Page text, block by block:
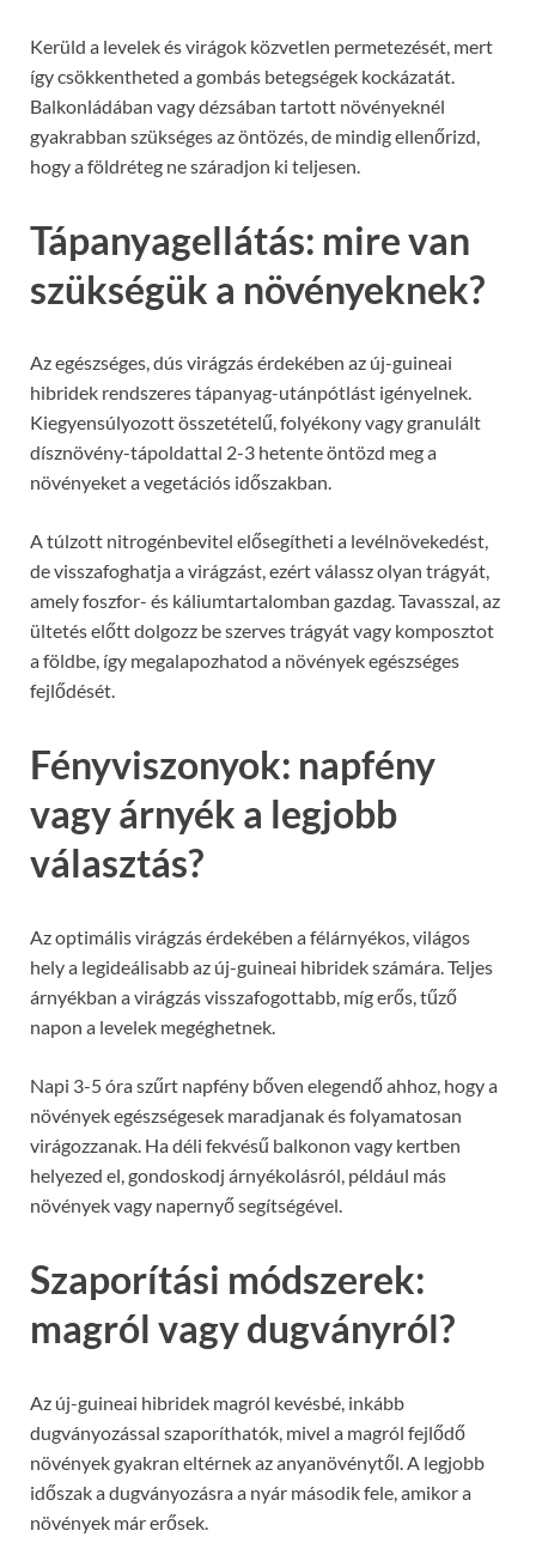
Kerüld a levelek és virágok közvetlen permetezését, mert
így csökkentheted a gombás betegségek kockázatát.
Balkonládában vagy dézsában tartott növényeknél
gyakrabban szükséges az öntözés, de mindig ellenőrizd,
hogy a földréteg ne száradjon ki teljesen.
Tápanyagellátás: mire van
szükségük a növényeknek?
Az egészséges, dús virágzás érdekében az új-guineai
hibridek rendszeres tápanyag-utánpótlást igényelnek.
Kiegyensúlyozott összetételű, folyékony vagy granulált
dísznövény-tápoldattal 2-3 hetente öntözd meg a
növényeket a vegetációs időszakban.
A túlzott nitrogénbevitel elősegítheti a levélnövekedést,
de visszafoghatja a virágzást, ezért válassz olyan trágyát,
amely foszfor- és káliumtartalomban gazdag. Tavasszal, az
ültetés előtt dolgozz be szerves trágyát vagy komposztot
a földbe, így megalapozhatod a növények egészséges
fejlődését.
Fényviszonyok: napfény
vagy árnyék a legjobb
választás?
Az optimális virágzás érdekében a félárnyékos, világos
hely a legideálisabb az új-guineai hibridek számára. Teljes
árnyékban a virágzás visszafogottabb, míg erős, tűző
napon a levelek megéghetnek.
Napi 3-5 óra szűrt napfény bőven elegendő ahhoz, hogy a
növények egészségesek maradjanak és folyamatosan
virágozzanak. Ha déli fekvésű balkonon vagy kertben
helyezed el, gondoskodj árnyékolásról, például más
növények vagy napernyő segítségével.
Szaporítási módszerek:
magról vagy dugványról?
Az új-guineai hibridek magról kevésbé, inkább
dugványozással szaporíthatók, mivel a magról fejlődő
növények gyakran eltérnek az anyanövénytől. A legjobb
időszak a dugványozásra a nyár második fele, amikor a
növények már erősek.